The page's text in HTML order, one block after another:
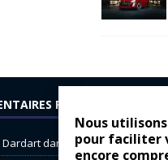
Nous
pour faciliter
encore
RÉCENTS
dans Dacia Sandero :